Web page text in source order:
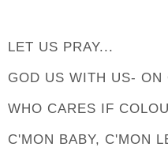
LET US PRAY...
GOD US WITH US- ON
WHO CARES IF
C'MON BABY, C'MON